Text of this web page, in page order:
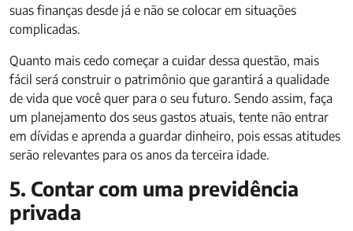
suas finanças desde já e não se colocar em situações
complicadas.
Quanto mais cedo começar a cuidar dessa questão, mais
fácil será construir o patrimônio que garantirá a qualidade
de vida que você quer para o seu futuro. Sendo assim, faça
um planejamento dos seus gastos atuais, tente não entrar
em dívidas e aprenda a guardar dinheiro, pois essas atitudes
serão relevantes para os anos da terceira idade.
5. Contar com uma previdência
privada